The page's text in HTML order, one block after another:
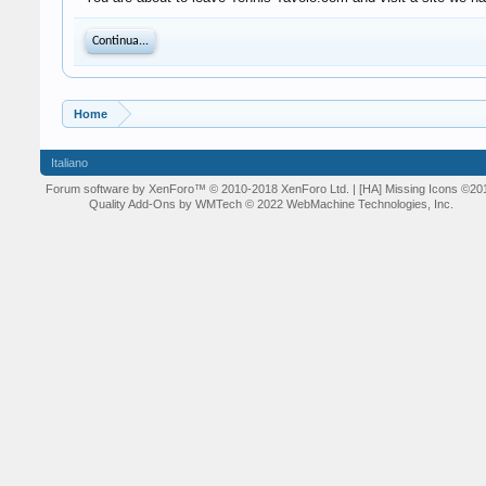
Continua...
Home
Italiano
Forum software by XenForo™ © 2010-2018 XenForo Ltd. | [HA] Missing Icons
Quality Add-Ons by WMTech © 2022 WebMachine Technologies, Inc.